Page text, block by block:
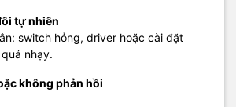
tự nhiên
switch hỏng, driver hoặc cài đặt
nhạy.
không phản hồi